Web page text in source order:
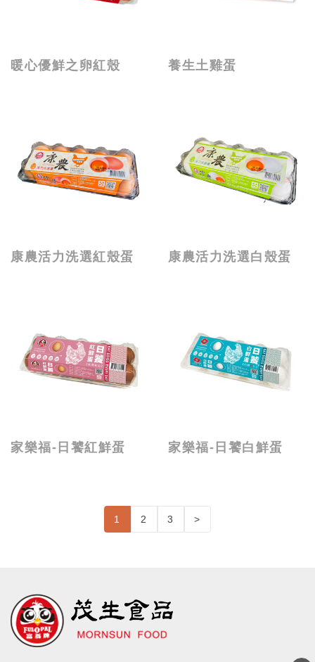
暖心優鮮之卵紅殼 養生土雞蛋
康農活力洗選紅殼蛋 康農活力洗選白殼蛋
家樂福-日饕紅鮮蛋 家樂福-日饕白鮮蛋
1 2 3 >